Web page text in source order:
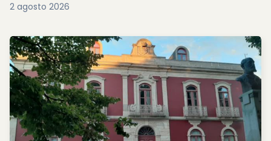
2 agosto 2026